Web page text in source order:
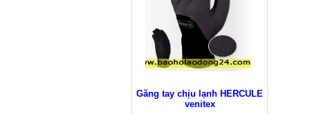
Găng tay chịu lạnh HERCULE
venitex